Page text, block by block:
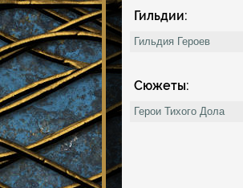
Гильдии:
Гильдия Героев
Сюжеты:
Герои Тихого Дола